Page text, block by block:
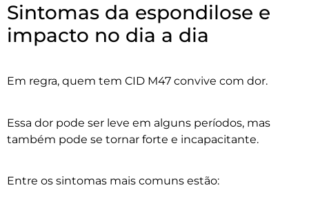
Sintomas da espondilose e
impacto no dia a dia
Em regra, quem tem CID M47 convive com dor.
Essa dor pode ser leve em alguns períodos, mas
também pode se tornar forte e incapacitante.
Entre os sintomas mais comuns estão: